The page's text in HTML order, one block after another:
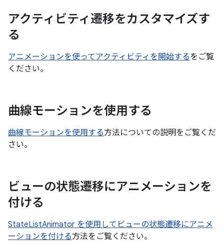
アクティビティ遷移をカスタマイズす
る
アニメーションを使ってアクティビティを開始するをご覧
ください。
曲線モーションを使用する
曲線モーションを使用する方法についての説明をご覧くだ
さい。
ビューの状態遷移にアニメーションを
付ける
StateListAnimator を使用してビューの状態遷移にアニメ
ーションを付ける方法をご覧ください。